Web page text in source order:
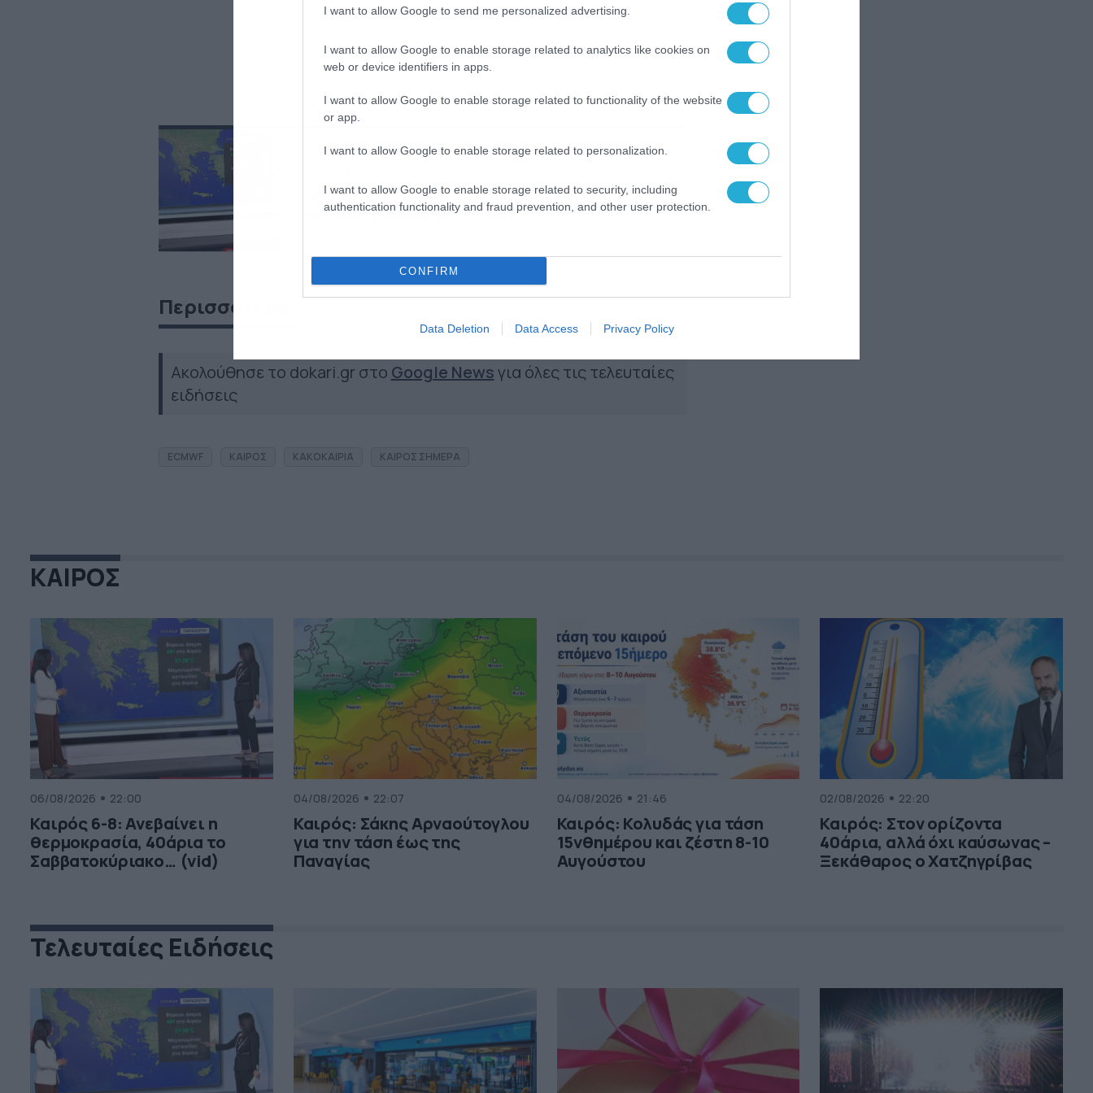
I want to allow Google to send me personalized advertising.
I want to allow Google to enable storage related to analytics like cookies on
web or device identifiers in apps.
I want to allow Google to enable storage related to functionality of the website
or app.
I want to allow Google to enable storage related to personalization.
I want to allow Google to enable storage related to security, including
authentication functionality and fraud prevention, and other user protection.
CONFIRM
Data Deletion Data Access Privacy Policy
Καιρός 6-8: Ανεβαίνει η θερμοκρασία, 40άρια
το Σαββατοκύριακο… (vid)
Περισσότερα
Ακολούθησε το dokari.gr στο Google Newsγια όλες τις τελευταίες
ειδήσεις
ECMWF ΚΑΙΡΟΣ ΚΑΚΟΚΑΙΡΙΑ ΚΑΙΡΟΣ ΣΗΜΕΡΑ
ΚΑΙΡΟΣ
06/08/2026 22:00
Καιρός 6-8: Ανεβαίνει η
θερμοκρασία, 40άρια το
Σαββατοκύριακο… (vid)
04/08/2026 22:07
Καιρός: Σάκης Αρναούτογλου
για την τάση έως της
Παναγίας
04/08/2026 21:46
Καιρός: Κολυδάς για τάση
15νθημέρου και ζέστη 8-10
Αυγούστου
02/08/2026 22:20
Καιρός: Στον ορίζοντα
40άρια, αλλά όχι καύσωνας –
Ξεκάθαρος ο Χατζηγρίβας
Τελευταίες Ειδήσεις